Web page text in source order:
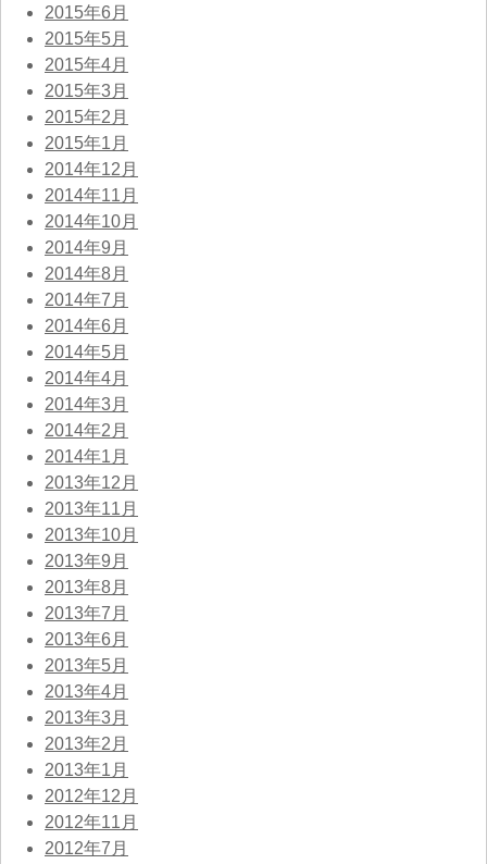
2015年6月
2015年5月
2015年4月
2015年3月
2015年2月
2015年1月
2014年12月
2014年11月
2014年10月
2014年9月
2014年8月
2014年7月
2014年6月
2014年5月
2014年4月
2014年3月
2014年2月
2014年1月
2013年12月
2013年11月
2013年10月
2013年9月
2013年8月
2013年7月
2013年6月
2013年5月
2013年4月
2013年3月
2013年2月
2013年1月
2012年12月
2012年11月
2012年7月